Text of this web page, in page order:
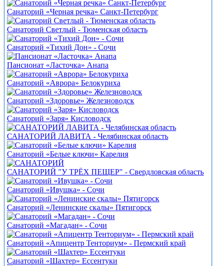
Санаторий «Черная речка» Санкт-Петербург
Санаторий Светлый - Тюменская область
Санаторий «Тихий Дон» - Сочи
Пансионат «Ласточка» Анапа
Санаторий «Аврора» Белокуриха
Санаторий «Здоровье» Железноводск
Санаторий «Заря» Кисловодск
САНАТОРИЙ ЛАВИТА - Челябинская область
Санаторий «Белые ключи» Карелия
САНАТОРИЙ "У ТРЁХ ПЕЩЕР" - Свердловская область
Санаторий «Ивушка» - Сочи
Санаторий «Ленинские скалы» Пятигорск
Санаторий «Магадан» - Сочи
Санаторий «Апицентр Тенториум» - Пермский край
Санаторий «Шахтер» Ессентуки